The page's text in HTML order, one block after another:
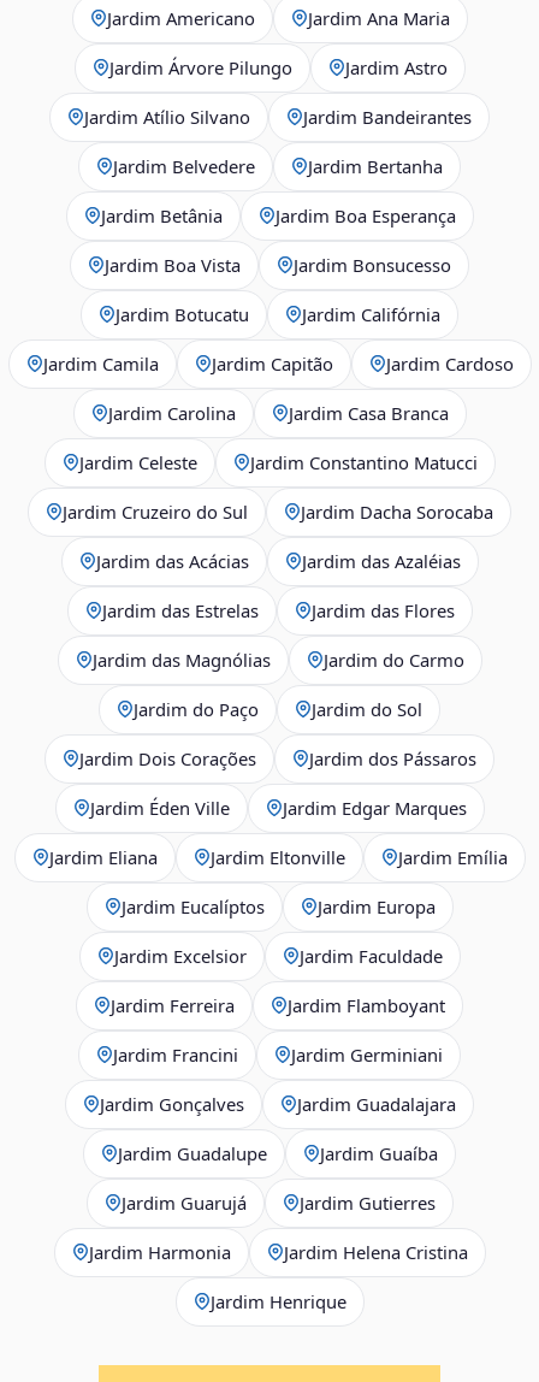
Jardim Americano Jardim Ana Maria
Jardim Árvore Pilungo Jardim Astro
Jardim Atílio Silvano Jardim Bandeirantes
Jardim Belvedere Jardim Bertanha
Jardim Betânia Jardim Boa Esperança
Jardim Boa Vista Jardim Bonsucesso
Jardim Botucatu Jardim Califórnia
Jardim Camila Jardim Capitão Jardim Cardoso
Jardim Carolina Jardim Casa Branca
Jardim Celeste Jardim Constantino Matucci
Jardim Cruzeiro do Sul Jardim Dacha Sorocaba
Jardim das Acácias Jardim das Azaléias
Jardim das Estrelas Jardim das Flores
Jardim das Magnólias Jardim do Carmo
Jardim do Paço Jardim do Sol
Jardim Dois Corações Jardim dos Pássaros
Jardim Éden Ville Jardim Edgar Marques
Jardim Eliana Jardim Eltonville Jardim Emília
Jardim Eucalíptos Jardim Europa
Jardim Excelsior Jardim Faculdade
Jardim Ferreira Jardim Flamboyant
Jardim Francini Jardim Germiniani
Jardim Gonçalves Jardim Guadalajara
Jardim Guadalupe Jardim Guaíba
Jardim Guarujá Jardim Gutierres
Jardim Harmonia Jardim Helena Cristina
Jardim Henrique